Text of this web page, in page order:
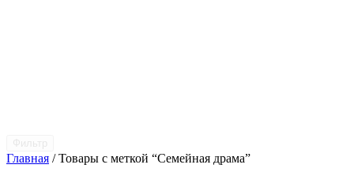
Главная / Товары с меткой “Семейная драма”